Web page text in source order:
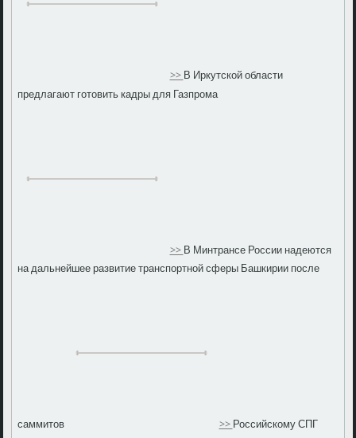
>>В Иркутской области
предлагают готовить кадры для Газпрома
>>В Минтрансе России надеются
на дальнейшее развитие транспортной сферы Башкирии после
саммитов >>Российскому СПГ